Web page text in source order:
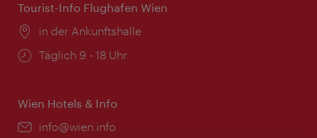
Tourist-Info Flughafen Wien
Ort:
in der Ankunftshalle
Öffnungszeiten:
Täglich 9 - 18 Uhr
Wien Hotels & Info
Email:
info@wien.info